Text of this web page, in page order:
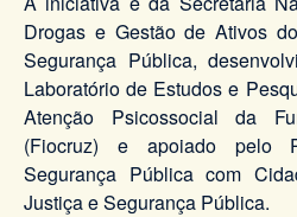
Drogas e Gestão de Ativos
Segurança Pública,
Laboratório de Estudos e
Atenção Psicossocial da
(Fiocruz) e apoiado pelo
Segurança Pública com
Justiça e Segurança Pública.